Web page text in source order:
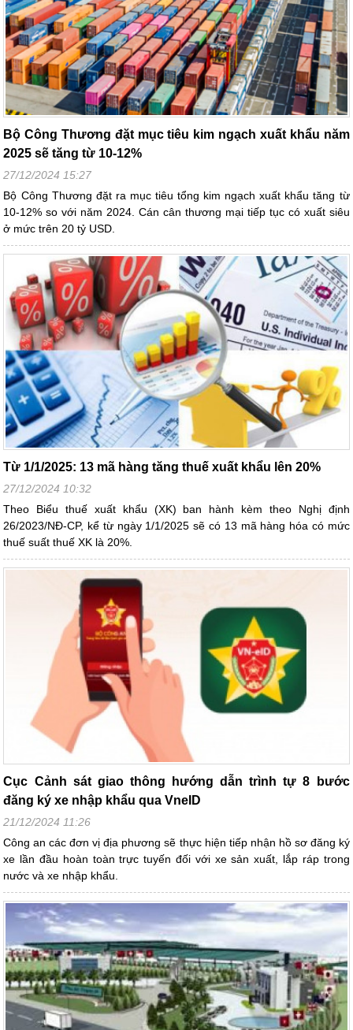
Bộ Công Thương đặt mục tiêu kim ngạch xuất khẩu năm
2025 sẽ tăng từ 10-12%
27/12/2024 15:27
Bộ Công Thương đặt ra mục tiêu tổng kim ngạch xuất khẩu tăng từ
10-12% so với năm 2024. Cán cân thương mại tiếp tục có xuất siêu
ở mức trên 20 tỷ USD.
Từ 1/1/2025: 13 mã hàng tăng thuế xuất khẩu lên 20%
27/12/2024 10:32
Theo Biểu thuế xuất khẩu (XK) ban hành kèm theo Nghị định
26/2023/NĐ-CP, kể từ ngày 1/1/2025 sẽ có 13 mã hàng hóa có mức
thuế suất thuế XK là 20%.
Cục Cảnh sát giao thông hướng dẫn trình tự 8 bước
đăng ký xe nhập khẩu qua VneID
21/12/2024 11:26
Công an các đơn vị địa phương sẽ thực hiện tiếp nhận hồ sơ đăng ký
xe lần đầu hoàn toàn trực tuyến đối với xe sản xuất, lắp ráp trong
nước và xe nhập khẩu.